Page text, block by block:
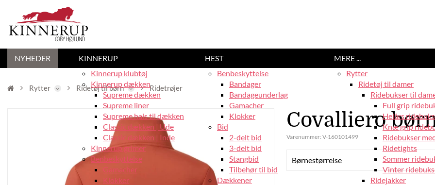
NYHEDER
KINNERUP
Kinnerup klubtøj
Kinnerup dækken
Supreme dækken
Supreme liner
Supreme hals til dækken
Classic dækken | Ude
Classic dækken | Inde
Kinnerup grimer
Benbeskyttelse
Gamacher
Klokker
HEST
Benbeskyttelse
Bandager
Bandageunderlag
Gamacher
Klokker
Bid
2-delt bid
3-delt bid
Stangbid
Tilbehør til bid
Dækkener
MERE ...
Rytter
Ridetøj til damer
Ridebukser til
Full grip
Helårs
Knæ grip
Ridebukser
Ridetights
Sommer
Vinter
Ridejakker
Rytter Ridetøj til børn Ridetrøjer
Covalliero
Varenummer: V-160101499
Børnestørrelse